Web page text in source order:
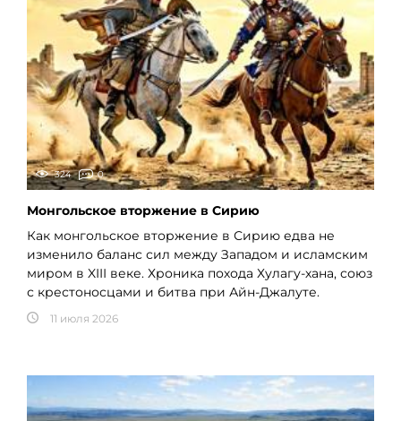
324 0
Монгольское вторжение в Сирию
Как монгольское вторжение в Сирию едва не
изменило баланс сил между Западом и исламским
миром в XIII веке. Хроника похода Хулагу-хана, союз
с крестоносцами и битва при Айн-Джалуте.
11 июля 2026